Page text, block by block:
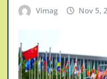
Vimag Nov 5,